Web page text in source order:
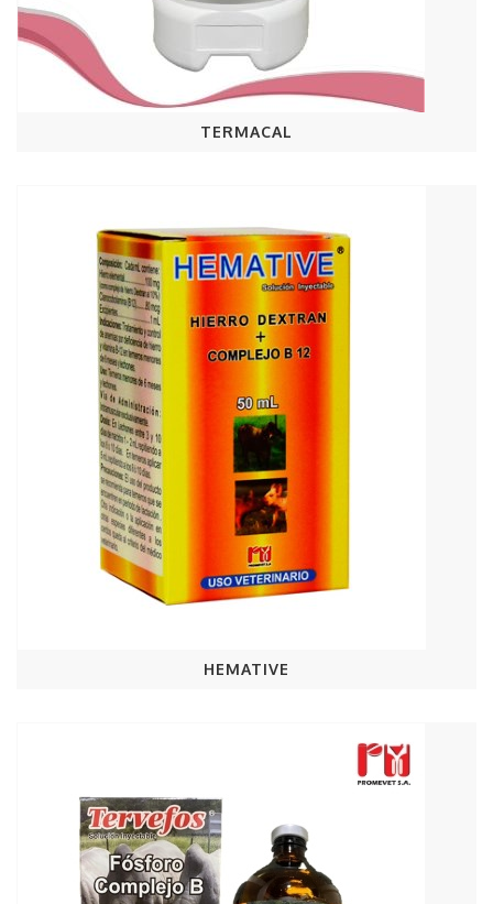
TERMACAL
HEMATIVE